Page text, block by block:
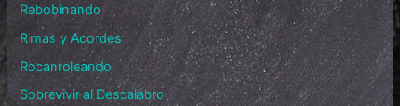
Rebobinando
Rimas y Acordes
Rocanroleando
Sobrevivir al Descalabro